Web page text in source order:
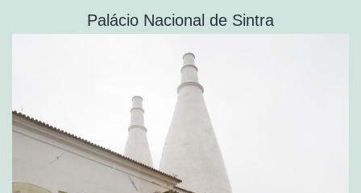
Palácio Nacional de Sintra